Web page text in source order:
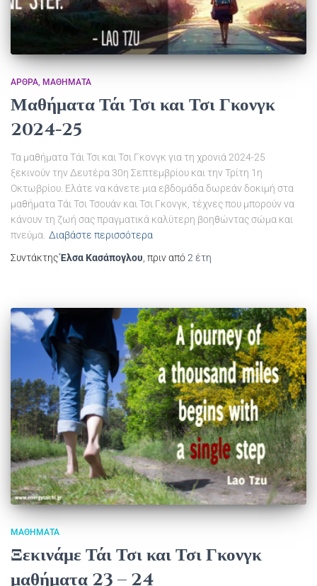
ΆΡΘΡΑ ΜΑΘΉΜΑΤΑ
Μαθήματα Τάι Τσι και Τσι Γκονγκ
2024-25
Τα μαθήματα Τάι Τσι και Τσι Γκονγκ για τη χρονιά 2024-25
ξεκινούν την Δευτέρα 30η Σεπτεμβρίου και την Τρίτη 1η
Οκτωβρίου. Ελάτε να κάνετε μια εβδομάδα δωρεάν δοκιμή στα
μαθήματα Τάι Τσι Τσουάν και Τσι Γκονγκ, τέχνες που μπορούν να
κάνουν τη ζωή σας πραγματικά καλύτερη βοηθώντας σώμα και
πνεύμα.
Διαβάστε περισσότερα
ΣυντάκτηςΈλσα Κασάπογλου , πριν από2 έτη
ΜΑΘΉΜΑΤΑ
Ξεκινάμε Τάι Τσι και Τσι Γκονγκ
μαθήματα 23 – 24